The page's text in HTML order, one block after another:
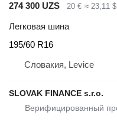
274 300 UZS
20 € ≈ 23,11 $
Легковая шина
195/60 R16
Словакия, Levice
SLOVAK FINANCE s.r.o.